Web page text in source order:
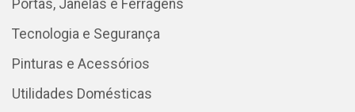
Portas, Janelas e Ferragens
Tecnologia e Segurança
Pinturas e Acessórios
Utilidades Domésticas